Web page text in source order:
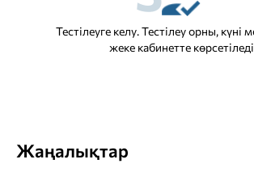
Тестілеуге келу. Тестілеу орны, күні
жеке кабинетте көрсетіледі
Жаңалықтар